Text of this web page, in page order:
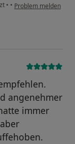
• • Problem melden
angenehmer
immer